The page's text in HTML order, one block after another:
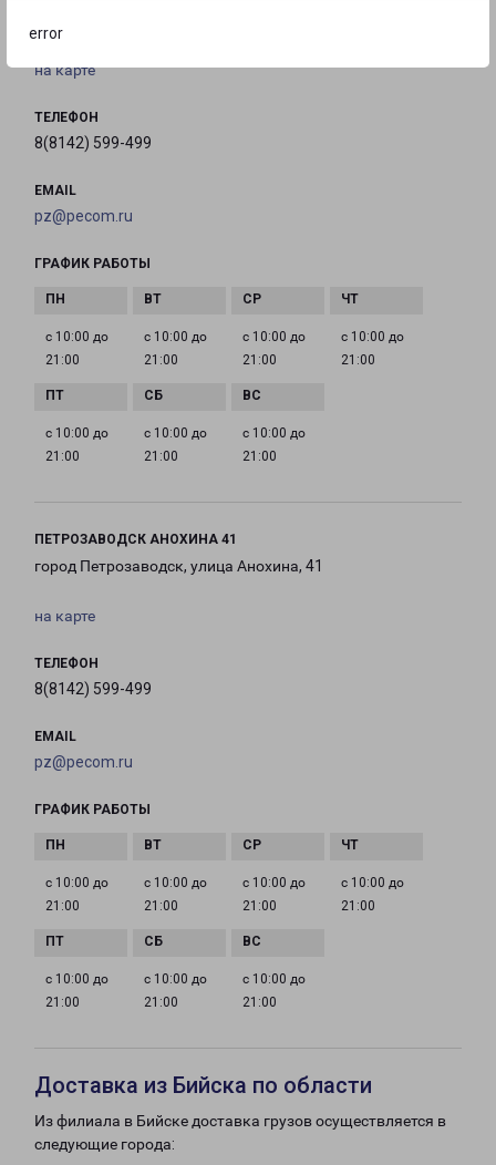
error
на карте
ТЕЛЕФОН
8(8142) 599-499
EMAIL
pz@pecom.ru
ГРАФИК РАБОТЫ
с 10:00 до
21:00
с 10:00 до
21:00
с 10:00 до
21:00
с 10:00 до
21:00
с 10:00 до
21:00
с 10:00 до
21:00
с 10:00 до
21:00
ПЕТРОЗАВОДСК АНОХИНА 41
город Петрозаводск, улица Анохина, 41
на карте
ТЕЛЕФОН
8(8142) 599-499
EMAIL
pz@pecom.ru
ГРАФИК РАБОТЫ
с 10:00 до
21:00
с 10:00 до
21:00
с 10:00 до
21:00
с 10:00 до
21:00
с 10:00 до
21:00
с 10:00 до
21:00
с 10:00 до
21:00
Доставка из Бийска по области
Из филиала в Бийске доставка грузов осуществляется в
следующие города: